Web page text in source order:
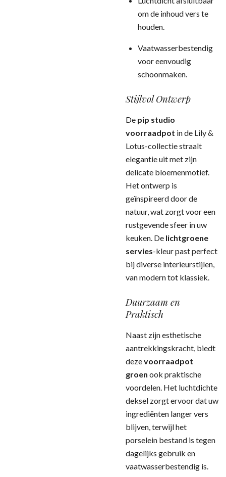
om de inhoud vers te
houden.
Vaatwasserbestendig
voor eenvoudig
schoonmaken.
Stijlvol Ontwerp
De pip studio
voorraadpot in de Lily &
Lotus-collectie straalt
elegantie uit met zijn
delicate bloemenmotief.
Het ontwerp is
geïnspireerd door de
natuur, wat zorgt voor een
rustgevende sfeer in uw
keuken. De lichtgroene
servies-kleur past perfect
bij diverse interieurstijlen,
van modern tot klassiek.
Duurzaam en
Praktisch
Naast zijn esthetische
aantrekkingskracht, biedt
dezevoorraadpot
groen ook praktische
voordelen. Het luchtdichte
deksel zorgt ervoor dat uw
ingrediënten langer vers
blijven, terwijl het
porselein bestand is tegen
dagelijks gebruik en
vaatwasserbestendig is.